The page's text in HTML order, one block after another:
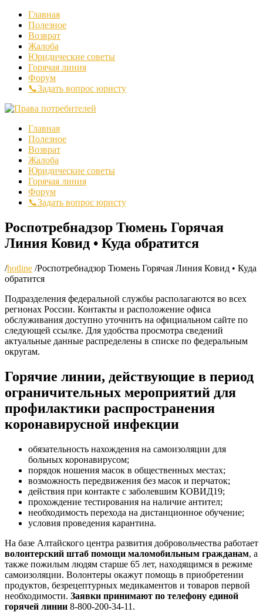
Главная
Полезное
Возврат
Жалоба
Юридические советы
Горячая линия
Форум
📞Задать вопрос юристу
Главная
Полезное
Возврат
Жалоба
Юридические советы
Горячая линия
Форум
📞Задать вопрос юристу
Роспотребнадзор Тюмень Горячая
Линия Ковид • Куда обратится
/hotline /Роспотребнадзор Тюмень Горячая Линия Ковид • Куда
обратится
Подразделения федеральной службы располагаются во всех
регионах России. Контакты и расположение офиса
обслуживания доступно уточнить на официальном сайте по
следующей ссылке. Для удобства просмотра сведений
актуальные данные распределены в списке по федеральным
округам.
Горячие линии, действующие в период
ограничительных мероприятий для
профилактики распространения
коронавирусной инфекции
обязательность нахождения на самоизоляции для
больных коронавирусом;
порядок ношения масок в общественных местах;
возможность передвижения без масок и перчаток;
действия при контакте с заболевшим КОВИД19;
прохождение тестирования на наличие антител;
необходимость перехода на дистанционное обучение;
условия проведения карантина.
На базе Алтайского центра развития добровольчества работает
волонтерский штаб помощи маломобильным гражданам, а
также пожилым людям старше 65 лет, находящимся в режиме
самоизоляции. Волонтеры окажут помощь в приобретении
продуктов, безрецептурных медикаментов и товаров первой
необходимости. Заявки принимают по телефону единой
горячей линии 8-800-200-34-11.